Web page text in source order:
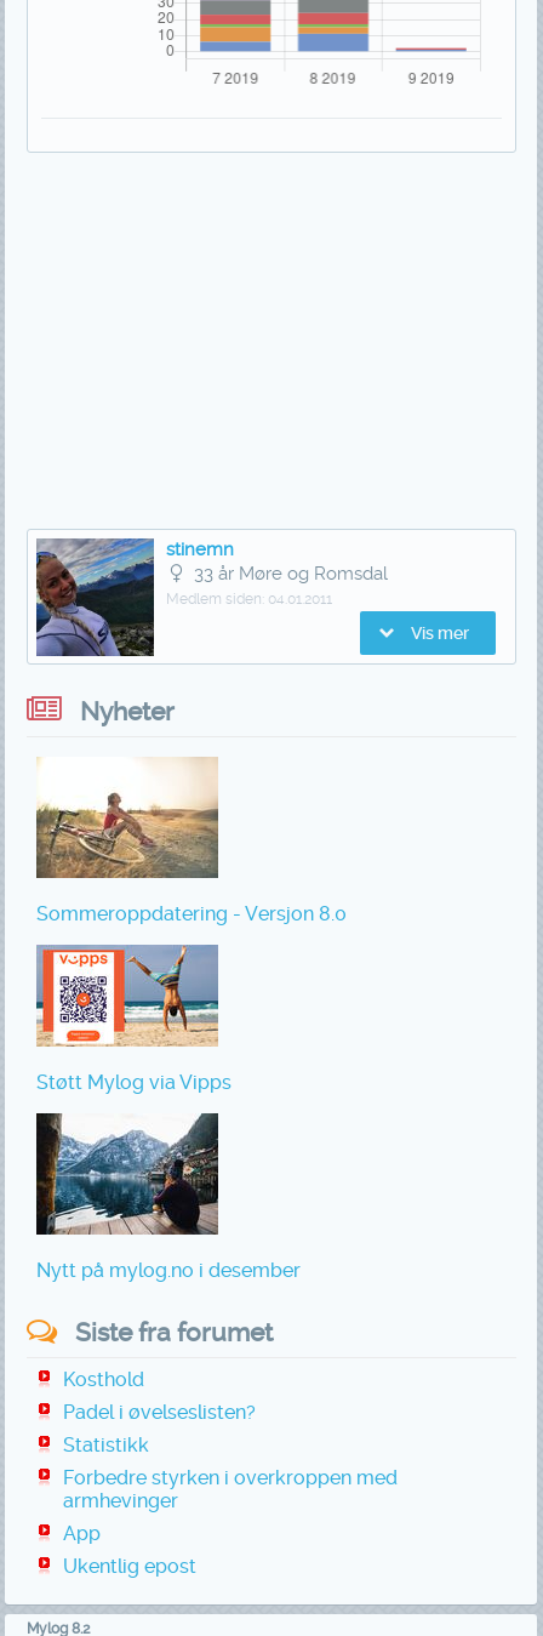
stinemn
33 år Møre og Romsdal
Medlem siden: 04.01.2011
Vis mer
Nyheter
Sommeroppdatering - Versjon 8.0
Støtt Mylog via Vipps
Nytt på mylog.no i desember
Siste fra forumet
Kosthold
Padel i øvelseslisten?
Statistikk
Forbedre styrken i overkroppen med
armhevinger
App
Ukentlig epost
Mylog 8.2